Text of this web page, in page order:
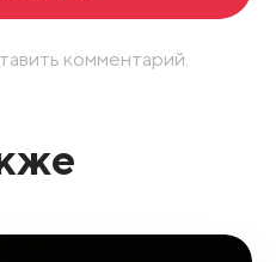
комментарий.